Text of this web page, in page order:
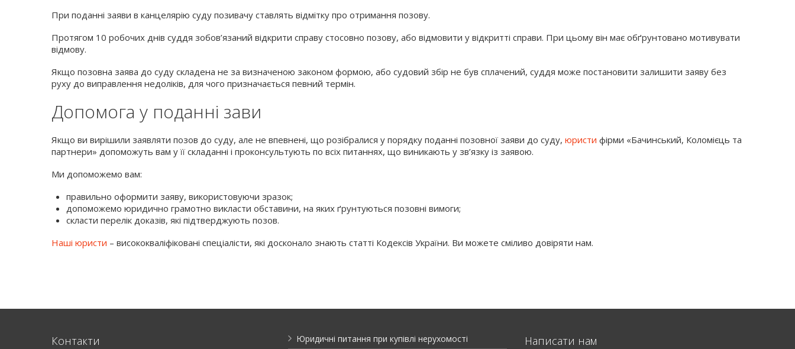
При поданні заяви в канцелярію суду позивачу ставлять відмітку про отримання позову.
Протягом 10 робочих днів суддя зобов’язаний відкрити справу стосовно позову, або відмовити у відкритті справи. При цьому він має обґрунтовано мотивувати
відмову.
Якщо позовна заява до суду складена не за визначеною законом формою, або судовий збір не був сплачений, суддя може постановити залишити заяву без
руху до виправлення недоліків, для чого призначається певний термін.
Допомога у поданні зави
Якщо ви вирішили заявляти позов до суду, але не впевнені, що розібралися у порядку поданні позовної заяви до суду, юристи фірми «Бачинський, Коломієць та
партнери» допоможуть вам у її складанні і проконсультують по всіх питаннях, що виникають у зв’язку із заявою.
Ми допоможемо вам:
правильно оформити заяву, використовуючи зразок;
допоможемо юридично грамотно викласти обставини, на яких ґрунтуються позовні вимоги;
скласти перелік доказів, які підтверджують позов.
Наші юристи – висококваліфіковані спеціалісти, які досконало знають статті Кодексів України. Ви можете сміливо довіряти нам.
Контакти
Юридичні питання при купівлі нерухомості
Написати нам